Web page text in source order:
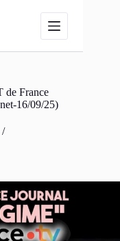
de France
16/09/25)